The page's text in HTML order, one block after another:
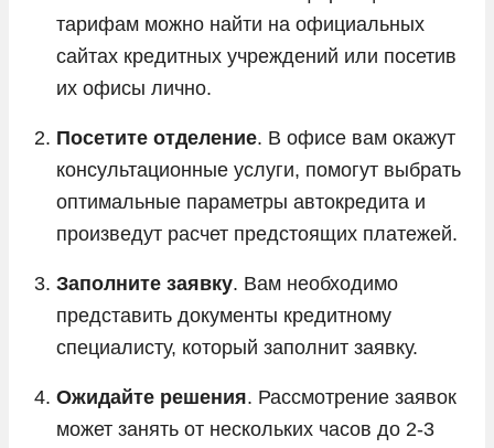
тарифам можно найти на официальных
сайтах кредитных учреждений или посетив
их офисы лично.
Посетите отделение. В офисе вам окажут
консультационные услуги, помогут выбрать
оптимальные параметры автокредита и
произведут расчет предстоящих платежей.
Заполните заявку. Вам необходимо
представить документы кредитному
специалисту, который заполнит заявку.
Ожидайте решения. Рассмотрение заявок
может занять от нескольких часов до 2-3